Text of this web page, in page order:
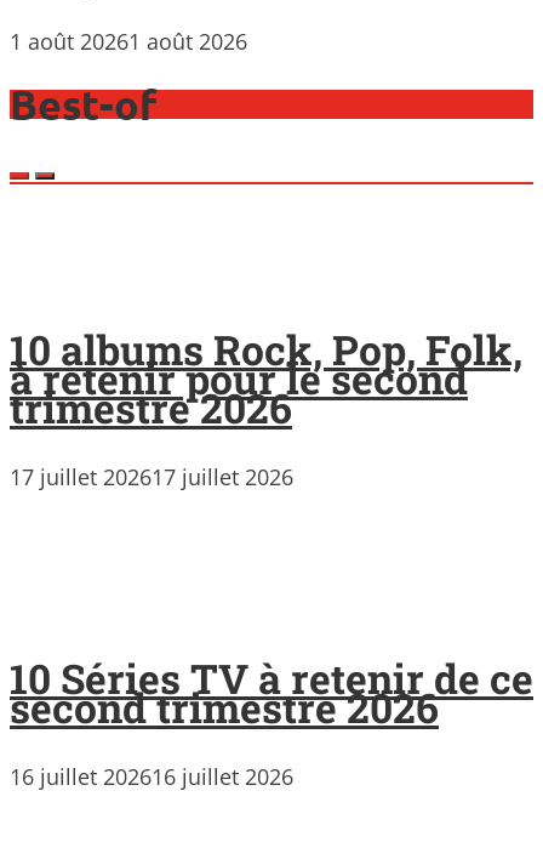
1 août 20261 août 2026
Best-of
10 albums Rock, Pop, Folk,
à retenir pour le second
trimestre 2026
17 juillet 202617 juillet 2026
10 Séries TV à retenir de ce
second trimestre 2026
16 juillet 202616 juillet 2026